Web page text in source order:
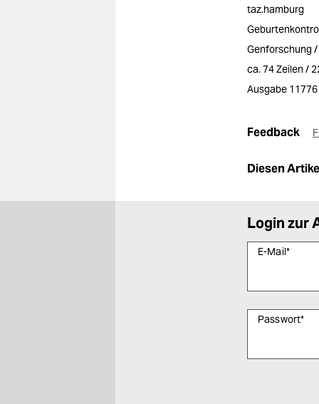
taz.hamburg
Genforschung
ca. 74 Zeilen /
Ausgabe 11776
Feedback
Diesen
Login zur
E-Mail*
Passwort*